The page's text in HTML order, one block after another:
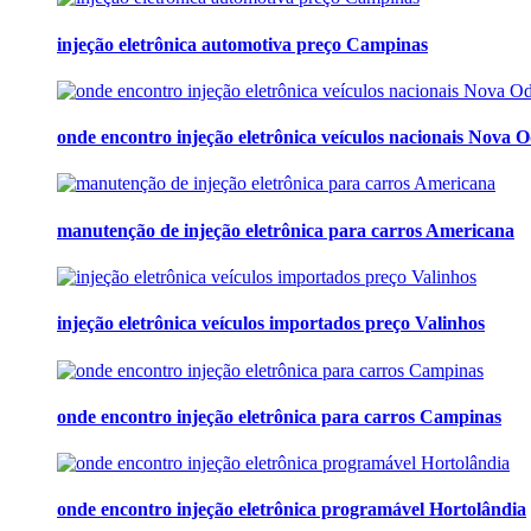
injeção eletrônica automotiva preço Campinas
onde encontro injeção eletrônica veículos nacionais Nova
manutenção de injeção eletrônica para carros Americana
injeção eletrônica veículos importados preço Valinhos
onde encontro injeção eletrônica para carros Campinas
onde encontro injeção eletrônica programável Hortolândia